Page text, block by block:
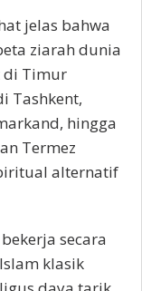
jelas bahwa
ziarah dunia
di Timur
Tashkent,
hingga
Termez
alternatif
secara
klasik